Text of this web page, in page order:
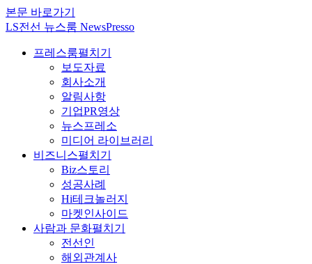
본문 바로가기
LS전선 뉴스룸 NewsPresso
프레스룸펼치기
보도자료
회사소개
알림사항
기업PR영상
뉴스프레소
미디어 라이브러리
비즈니스펼치기
Biz스토리
성공사례
Hi테크놀러지
마켓인사이드
사람과 문화펼치기
전선인
해외관계사